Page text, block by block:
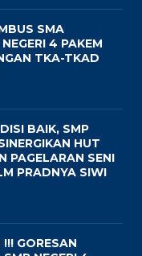
SMA
4 PAKEM
TKA-TKAD
BAIK, SMP
HUT
PAGELARAN SENI
PRADNYA SIWI
GORESAN